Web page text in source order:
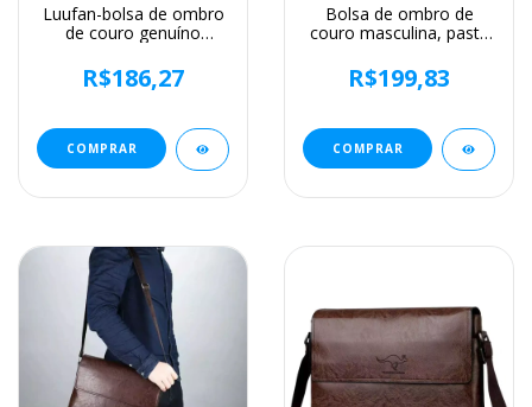
Luufan-bolsa de ombro
de couro genuíno
sacos mensageiro, mini
bolsa tiracolo de viagem
2020
R$186,27
COMPRAR
Bolsa de ombro de
couro masculina, pasta
mensageiro, carteira de
negócios, marca de
documento A4
R$199,83
COMPRAR